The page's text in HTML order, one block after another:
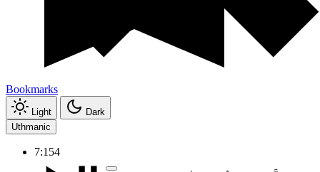
Bookmarks
Light
Dark
Uthmanic
7:154